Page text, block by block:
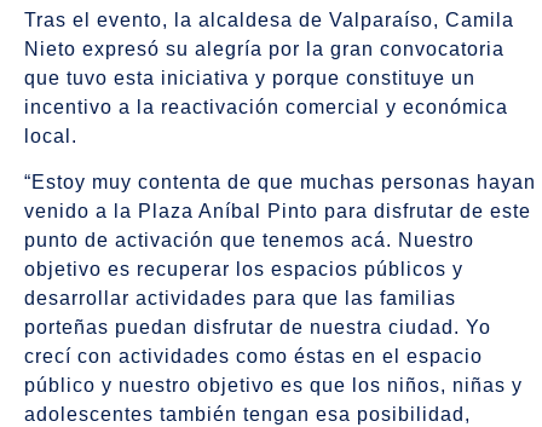
Tras el evento, la alcaldesa de Valparaíso, Camila
Nieto expresó su alegría por la gran convocatoria
que tuvo esta iniciativa y porque constituye un
incentivo a la reactivación comercial y económica
local.
“Estoy muy contenta de que muchas personas hayan
venido a la Plaza Aníbal Pinto para disfrutar de este
punto de activación que tenemos acá. Nuestro
objetivo es recuperar los espacios públicos y
desarrollar actividades para que las familias
porteñas puedan disfrutar de nuestra ciudad. Yo
crecí con actividades como éstas en el espacio
público y nuestro objetivo es que los niños, niñas y
adolescentes también tengan esa posibilidad,